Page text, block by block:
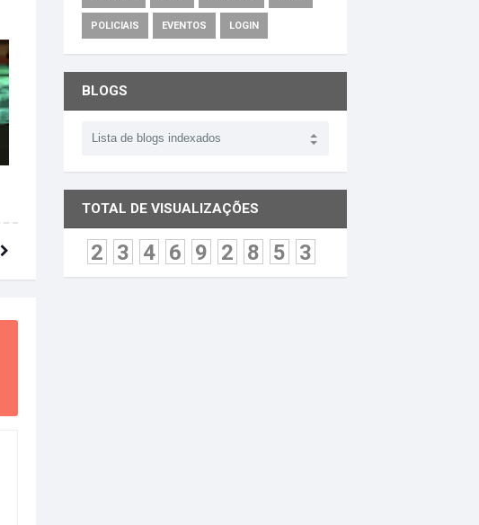
POLICIAIS EVENTOS LOGIN
BLOGS
TOTAL DE VISUALIZAÇÕES
2 3 4 6 9 2 8 5 3